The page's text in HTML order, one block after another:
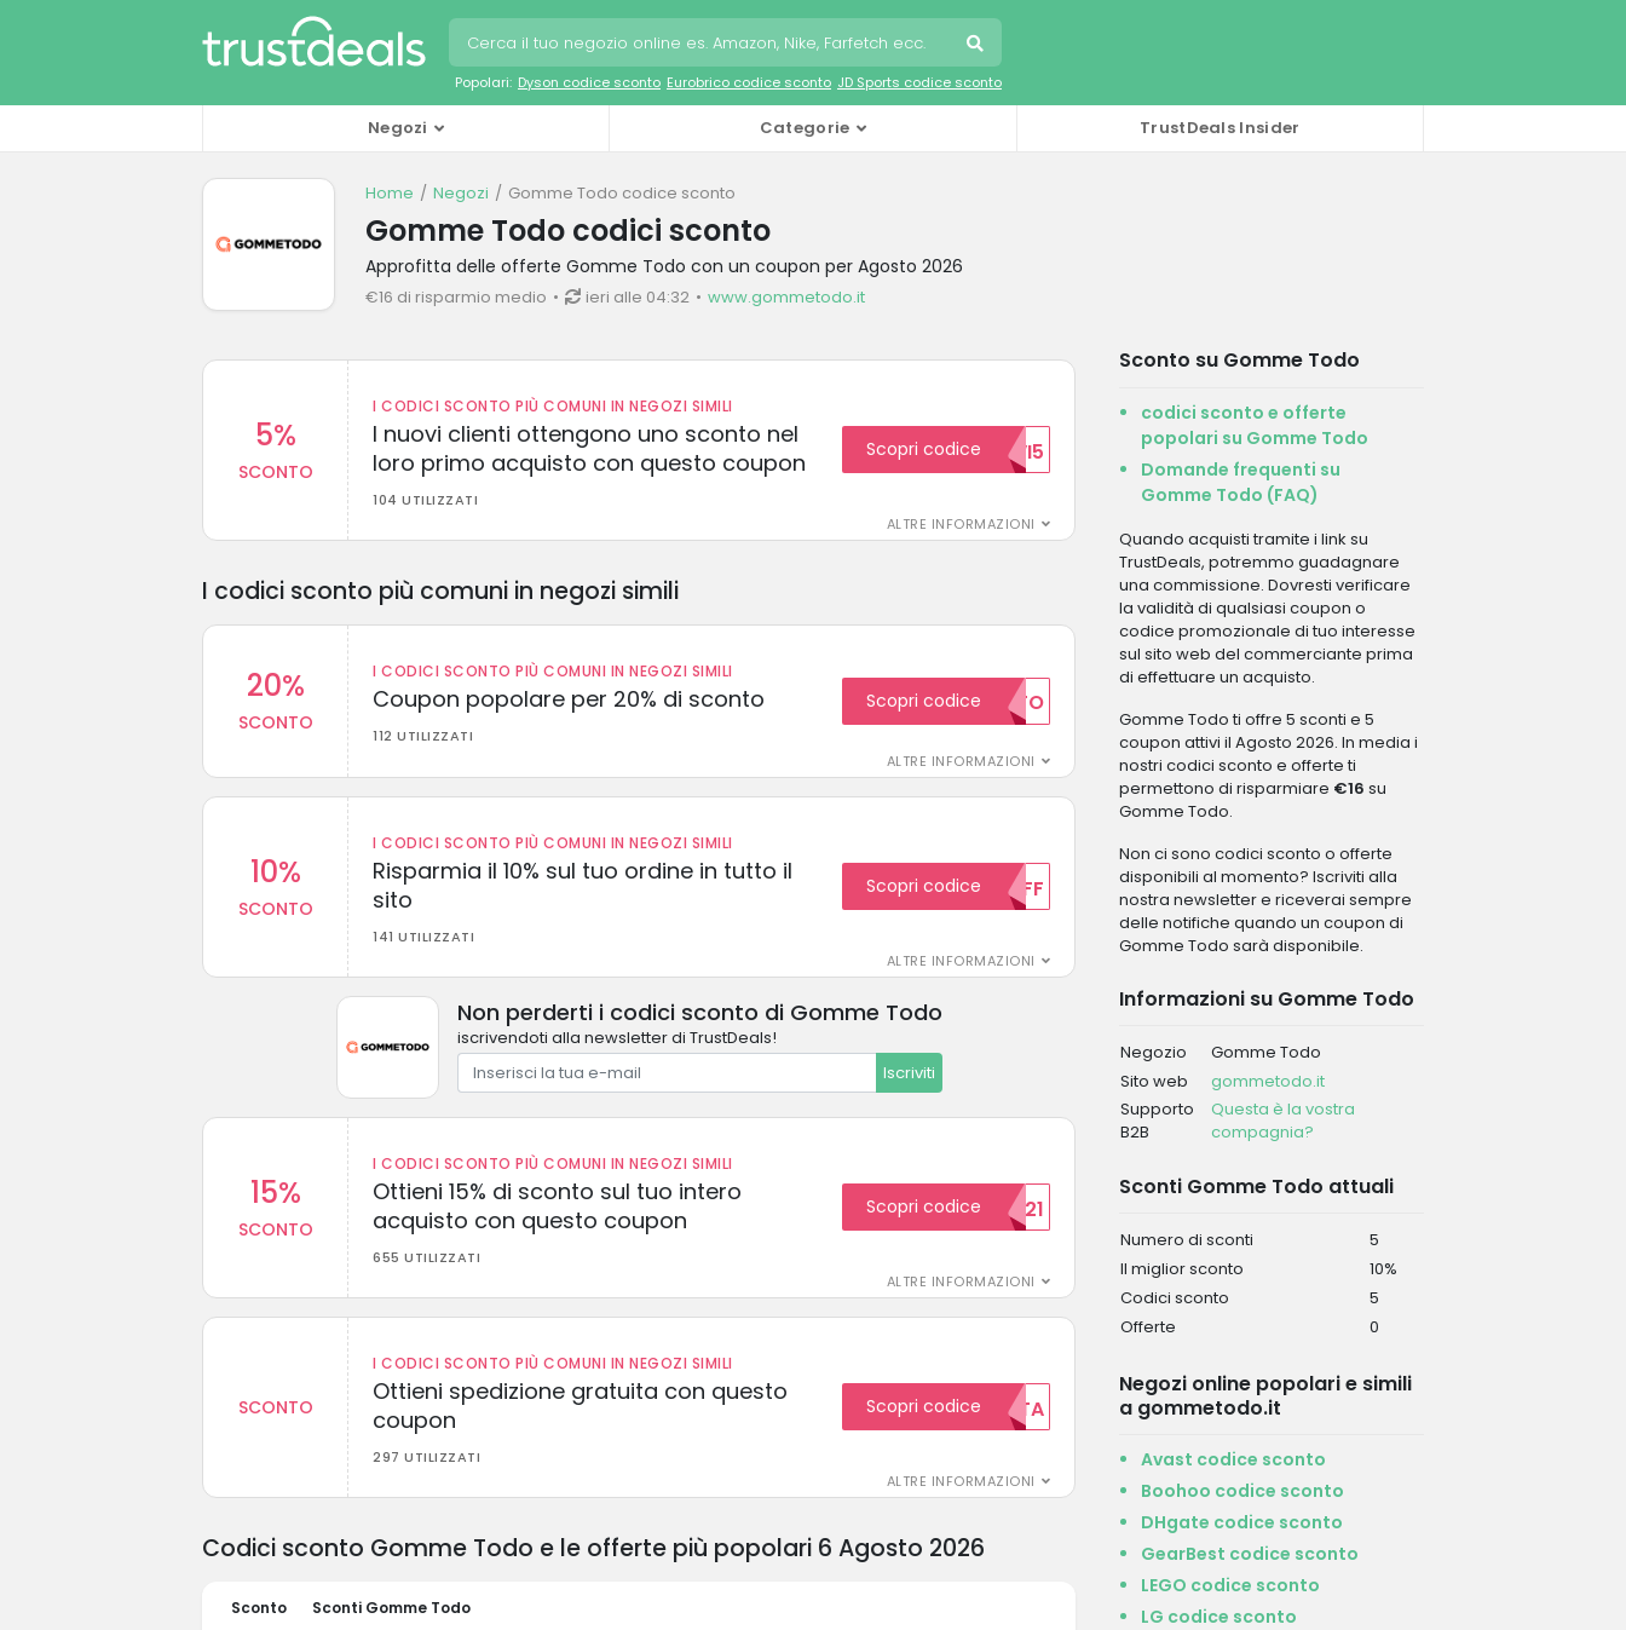
Popolari: Dyson codice sconto Eurobrico codice sconto JD Sports codice sconto
Negozi Categorie TrustDeals Insider
Home Negozi Gomme Todo codice sconto
Gomme Todo codici sconto
Approfitta delle offerte Gomme Todo con un coupon per Agosto 2026
€16 di risparmio medio ieri alle 04:32 www.gommetodo.it
5%
SCONTO
I CODICI SCONTO PIÙ COMUNI IN NEGOZI SIMILI
I nuovi clienti ottengono uno sconto nel
loro primo acquisto con questo coupon
104 UTILIZZATI
ALTRE INFORMAZIONI
Scopri codiceNUOVI5
I codici sconto più comuni in negozi simili
20%
SCONTO
I CODICI SCONTO PIÙ COMUNI IN NEGOZI SIMILI
Coupon popolare per 20% di sconto
112 UTILIZZATI
ALTRE INFORMAZIONI
Scopri codice20SCONTO
10%
SCONTO
I CODICI SCONTO PIÙ COMUNI IN NEGOZI SIMILI
Risparmia il 10% sul tuo ordine in tutto il
sito
141 UTILIZZATI
ALTRE INFORMAZIONI
Scopri codice 10OFF
Non perderti i codici sconto di Gomme Todo
iscrivendoti alla newsletter di TrustDeals!
Iscriviti
15%
SCONTO
I CODICI SCONTO PIÙ COMUNI IN NEGOZI SIMILI
Ottieni 15% di sconto sul tuo intero
acquisto con questo coupon
655 UTILIZZATI
ALTRE INFORMAZIONI
Scopri codice
15SCONTO2021
SCONTO
I CODICI SCONTO PIÙ COMUNI IN NEGOZI SIMILI
Ottieni spedizione gratuita con questo
coupon
297 UTILIZZATI
ALTRE INFORMAZIONI
Scopri codiceGRATUITA
Sconto su Gomme Todo
codici sconto e offerte
popolari su Gomme Todo
Domande frequenti su
Gomme Todo (FAQ)
Quando acquisti tramite i link su
TrustDeals, potremmo guadagnare
una commissione. Dovresti verificare
la validità di qualsiasi coupon o
codice promozionale di tuo interesse
sul sito web del commerciante prima
di effettuare un acquisto.
Gomme Todo ti offre 5 sconti e 5
coupon attivi il Agosto 2026. In media i
nostri codici sconto e offerte ti
permettono di risparmiare €16 su
Gomme Todo.
Non ci sono codici sconto o offerte
disponibili al momento? Iscriviti alla
nostra newsletter e riceverai sempre
delle notifiche quando un coupon di
Gomme Todo sarà disponibile.
Informazioni su Gomme Todo
Negozio
Gomme Todo
Sito web
gommetodo.it
Supporto
B2B
Questa è la vostra
compagnia?
Sconti Gomme Todo attuali
Numero di sconti
5
Il miglior sconto
10%
Codici sconto
5
Offerte
0
Negozi online popolari e simili
a gommetodo.it
Avast codice sconto
Boohoo codice sconto
DHgate codice sconto
GearBest codice sconto
LEGO codice sconto
LG codice sconto
Codici sconto Gomme Todo e le offerte più popolari 6 Agosto 2026
Sconto Sconti Gomme Todo